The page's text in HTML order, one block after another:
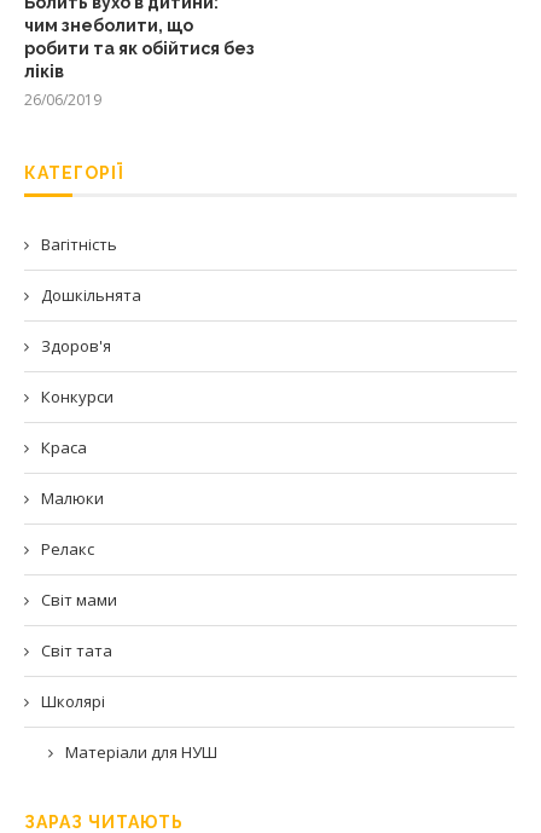
чим знеболити, що
робити та як обійтися без
ліків
26/06/2019
КАТЕГОРІЇ
Вагітність
Дошкільнята
Здоров'я
Конкурси
Краса
Малюки
Релакс
Світ мами
Світ тата
Школярі
Матеріали для НУШ
ЗАРАЗ ЧИТАЮТЬ